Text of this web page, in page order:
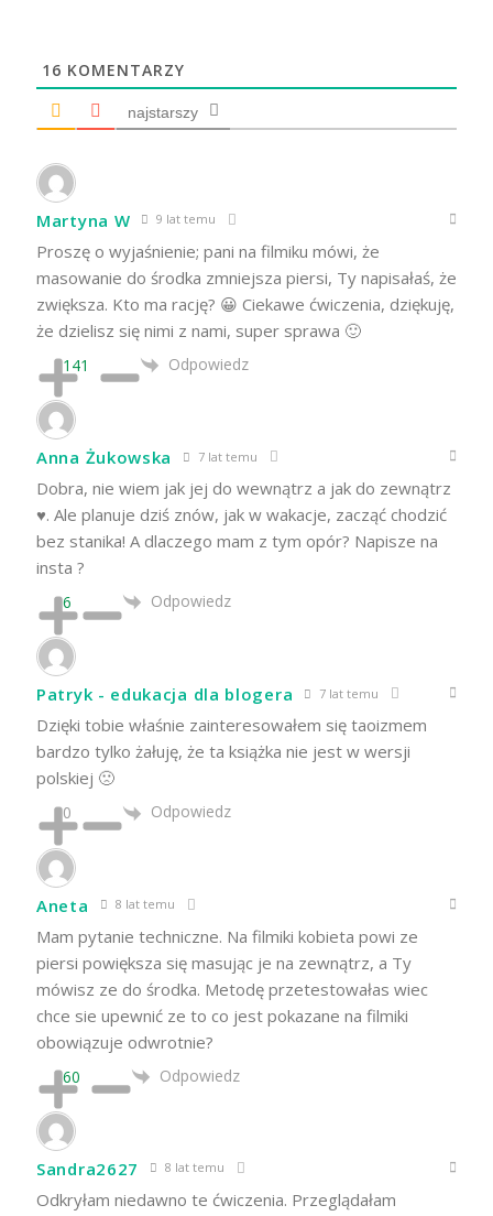
16 KOMENTARZY
najstarszy
Martyna W 9 lat temu
Proszę o wyjaśnienie; pani na filmiku mówi, że
masowanie do środka zmniejsza piersi, Ty napisałaś, że
zwiększa. Kto ma rację? 😀 Ciekawe ćwiczenia, dziękuję,
że dzielisz się nimi z nami, super sprawa 🙂
141 Odpowiedz
Anna Żukowska 7 lat temu
Dobra, nie wiem jak jej do wewnątrz a jak do zewnątrz
♥️. Ale planuje dziś znów, jak w wakacje, zacząć chodzić
bez stanika! A dlaczego mam z tym opór? Napisze na
insta ?
6 Odpowiedz
Patryk - edukacja dla blogera 7 lat temu
Dzięki tobie właśnie zainteresowałem się taoizmem
bardzo tylko żałuję, że ta książka nie jest w wersji
polskiej 🙁
0 Odpowiedz
Aneta 8 lat temu
Mam pytanie techniczne. Na filmiki kobieta powi ze
piersi powiększa się masując je na zewnątrz, a Ty
mówisz ze do środka. Metodę przetestowałas wiec
chce sie upewnić ze to co jest pokazane na filmiki
obowiązuje odwrotnie?
60 Odpowiedz
Sandra2627 8 lat temu
Odkryłam niedawno te ćwiczenia. Przeglądałam